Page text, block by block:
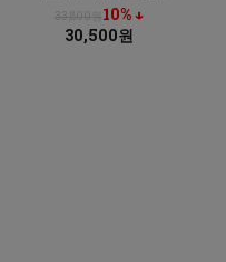
33,800원10% ↓
30,500원